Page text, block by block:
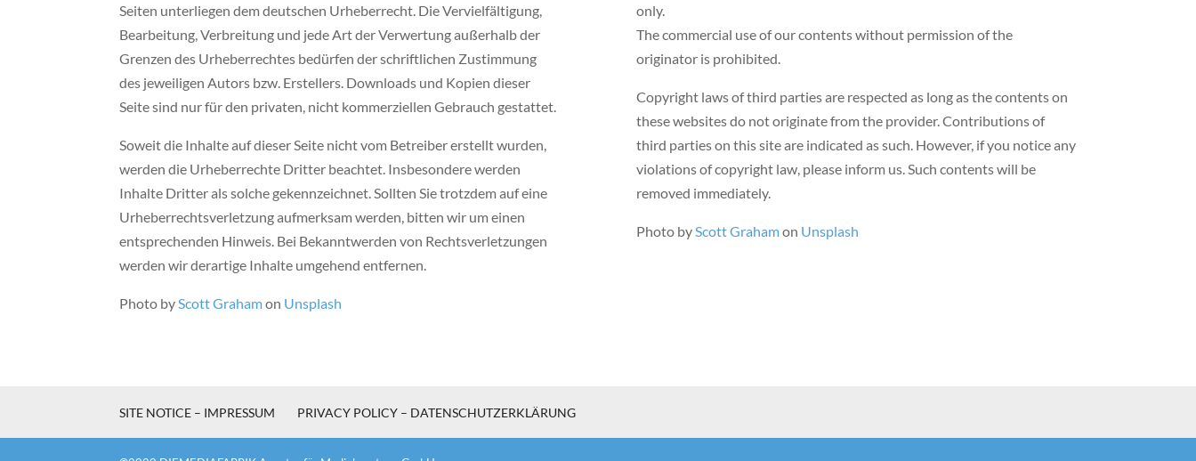
Seiten unterliegen dem deutschen Urheberrecht. Die Vervielfältigung,
Bearbeitung, Verbreitung und jede Art der Verwertung außerhalb der
Grenzen des Urheberrechtes bedürfen der schriftlichen Zustimmung
des jeweiligen Autors bzw. Erstellers. Downloads und Kopien dieser
Seite sind nur für den privaten, nicht kommerziellen Gebrauch gestattet.
Soweit die Inhalte auf dieser Seite nicht vom Betreiber erstellt wurden,
werden die Urheberrechte Dritter beachtet. Insbesondere werden
Inhalte Dritter als solche gekennzeichnet. Sollten Sie trotzdem auf eine
Urheberrechtsverletzung aufmerksam werden, bitten wir um einen
entsprechenden Hinweis. Bei Bekanntwerden von Rechtsverletzungen
werden wir derartige Inhalte umgehend entfernen.
Photo by Scott Grahamon Unsplash
only.
The commercial use of our contents without permission of the
originator is prohibited.
Copyright laws of third parties are respected as long as the contents on
these websites do not originate from the provider. Contributions of
third parties on this site are indicated as such. However, if you notice any
violations of copyright law, please inform us. Such contents will be
removed immediately.
Photo by Scott Grahamon Unsplash
SITE NOTICE – IMPRESSUM PRIVACY POLICY – DATENSCHUTZERKLÄRUNG